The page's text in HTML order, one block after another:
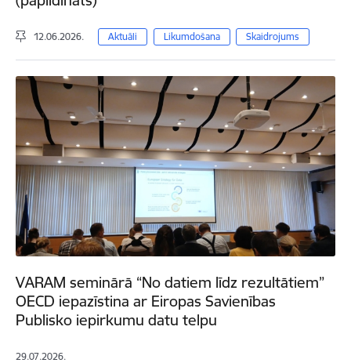
12.06.2026. Aktuāli Likumdošana Skaidrojums
VARAM seminārā “No datiem līdz rezultātiem”
OECD iepazīstina ar Eiropas Savienības
Publisko iepirkumu datu telpu
29.07.2026.